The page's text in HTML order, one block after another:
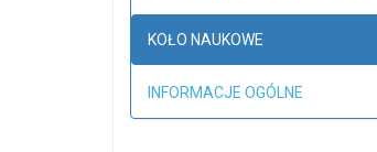
KOŁO NAUKOWE
INFORMACJE OGÓLNE